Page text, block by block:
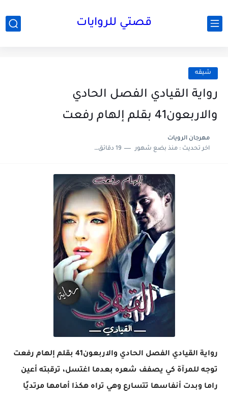
قصتي للروايات
شيقه
رواية القيادي الفصل الحادي
والاربعون41 بقلم إلهام رفعت
مهرجان الرويات
اخر تحديث :منذ بضع شهور 19 دقائق للقراءة
رواية القيادي الفصل الحادي والاربعون41 بقلم إلهام رفعت
توجه للمرآة كي يصفف شعره بعدما اغتسل، ترقبته أعين
راما وبدت أنفاسها تتسارع وهي تراه هكذا أمامها مرتديًا